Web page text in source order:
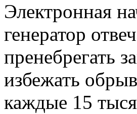
Электронная
генератор
пренебрегать
избежать
каждые 15